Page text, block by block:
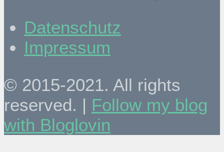
Datenschutz
Impressum
© 2015-2021. All rights
reserved. | Follow my blog
with Bloglovin